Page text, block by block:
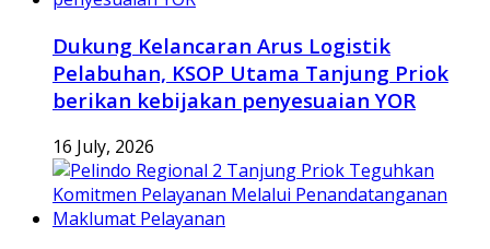
Dukung Kelancaran Arus Logistik
Pelabuhan, KSOP Utama Tanjung Priok
berikan kebijakan penyesuaian YOR
16 July, 2026